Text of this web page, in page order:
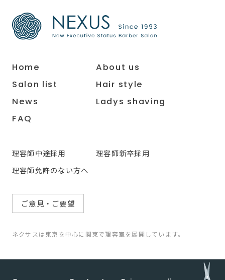
Home
About us
Salon list
Hair style
News
Ladys shaving
FAQ
理容師中途採用
理容師新卒採用
理容師免許のない方へ
ご意見・ご要望
ネクサスは東京を中心に関東で理容室を展開しています。